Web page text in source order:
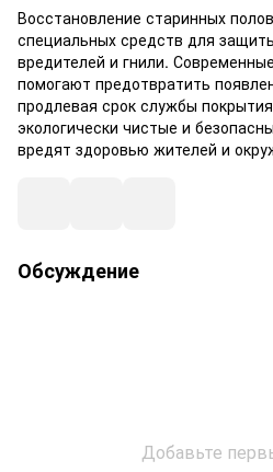
Восстановление старинных
специальных средств для
вредителей и гнили.
помогают предотвратить
продлевая срок службы
экологически чистые и
вредят здоровью жителей и
Обсуждение
Добавьте